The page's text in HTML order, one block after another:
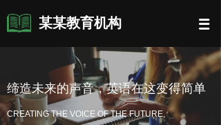
某某教育机构
缔造未来的声音，英语在这变得简单
CREATING THE VOICE OF THE FUTURE,